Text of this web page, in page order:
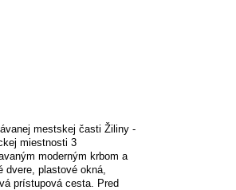
mestskej časti Žiliny -
miestnosti 3
moderným krbom a
dvere, plastové okná,
prístupová cesta. Pred